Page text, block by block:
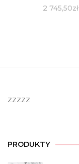
2 745,50zł
zzzzz
PRODUKTY